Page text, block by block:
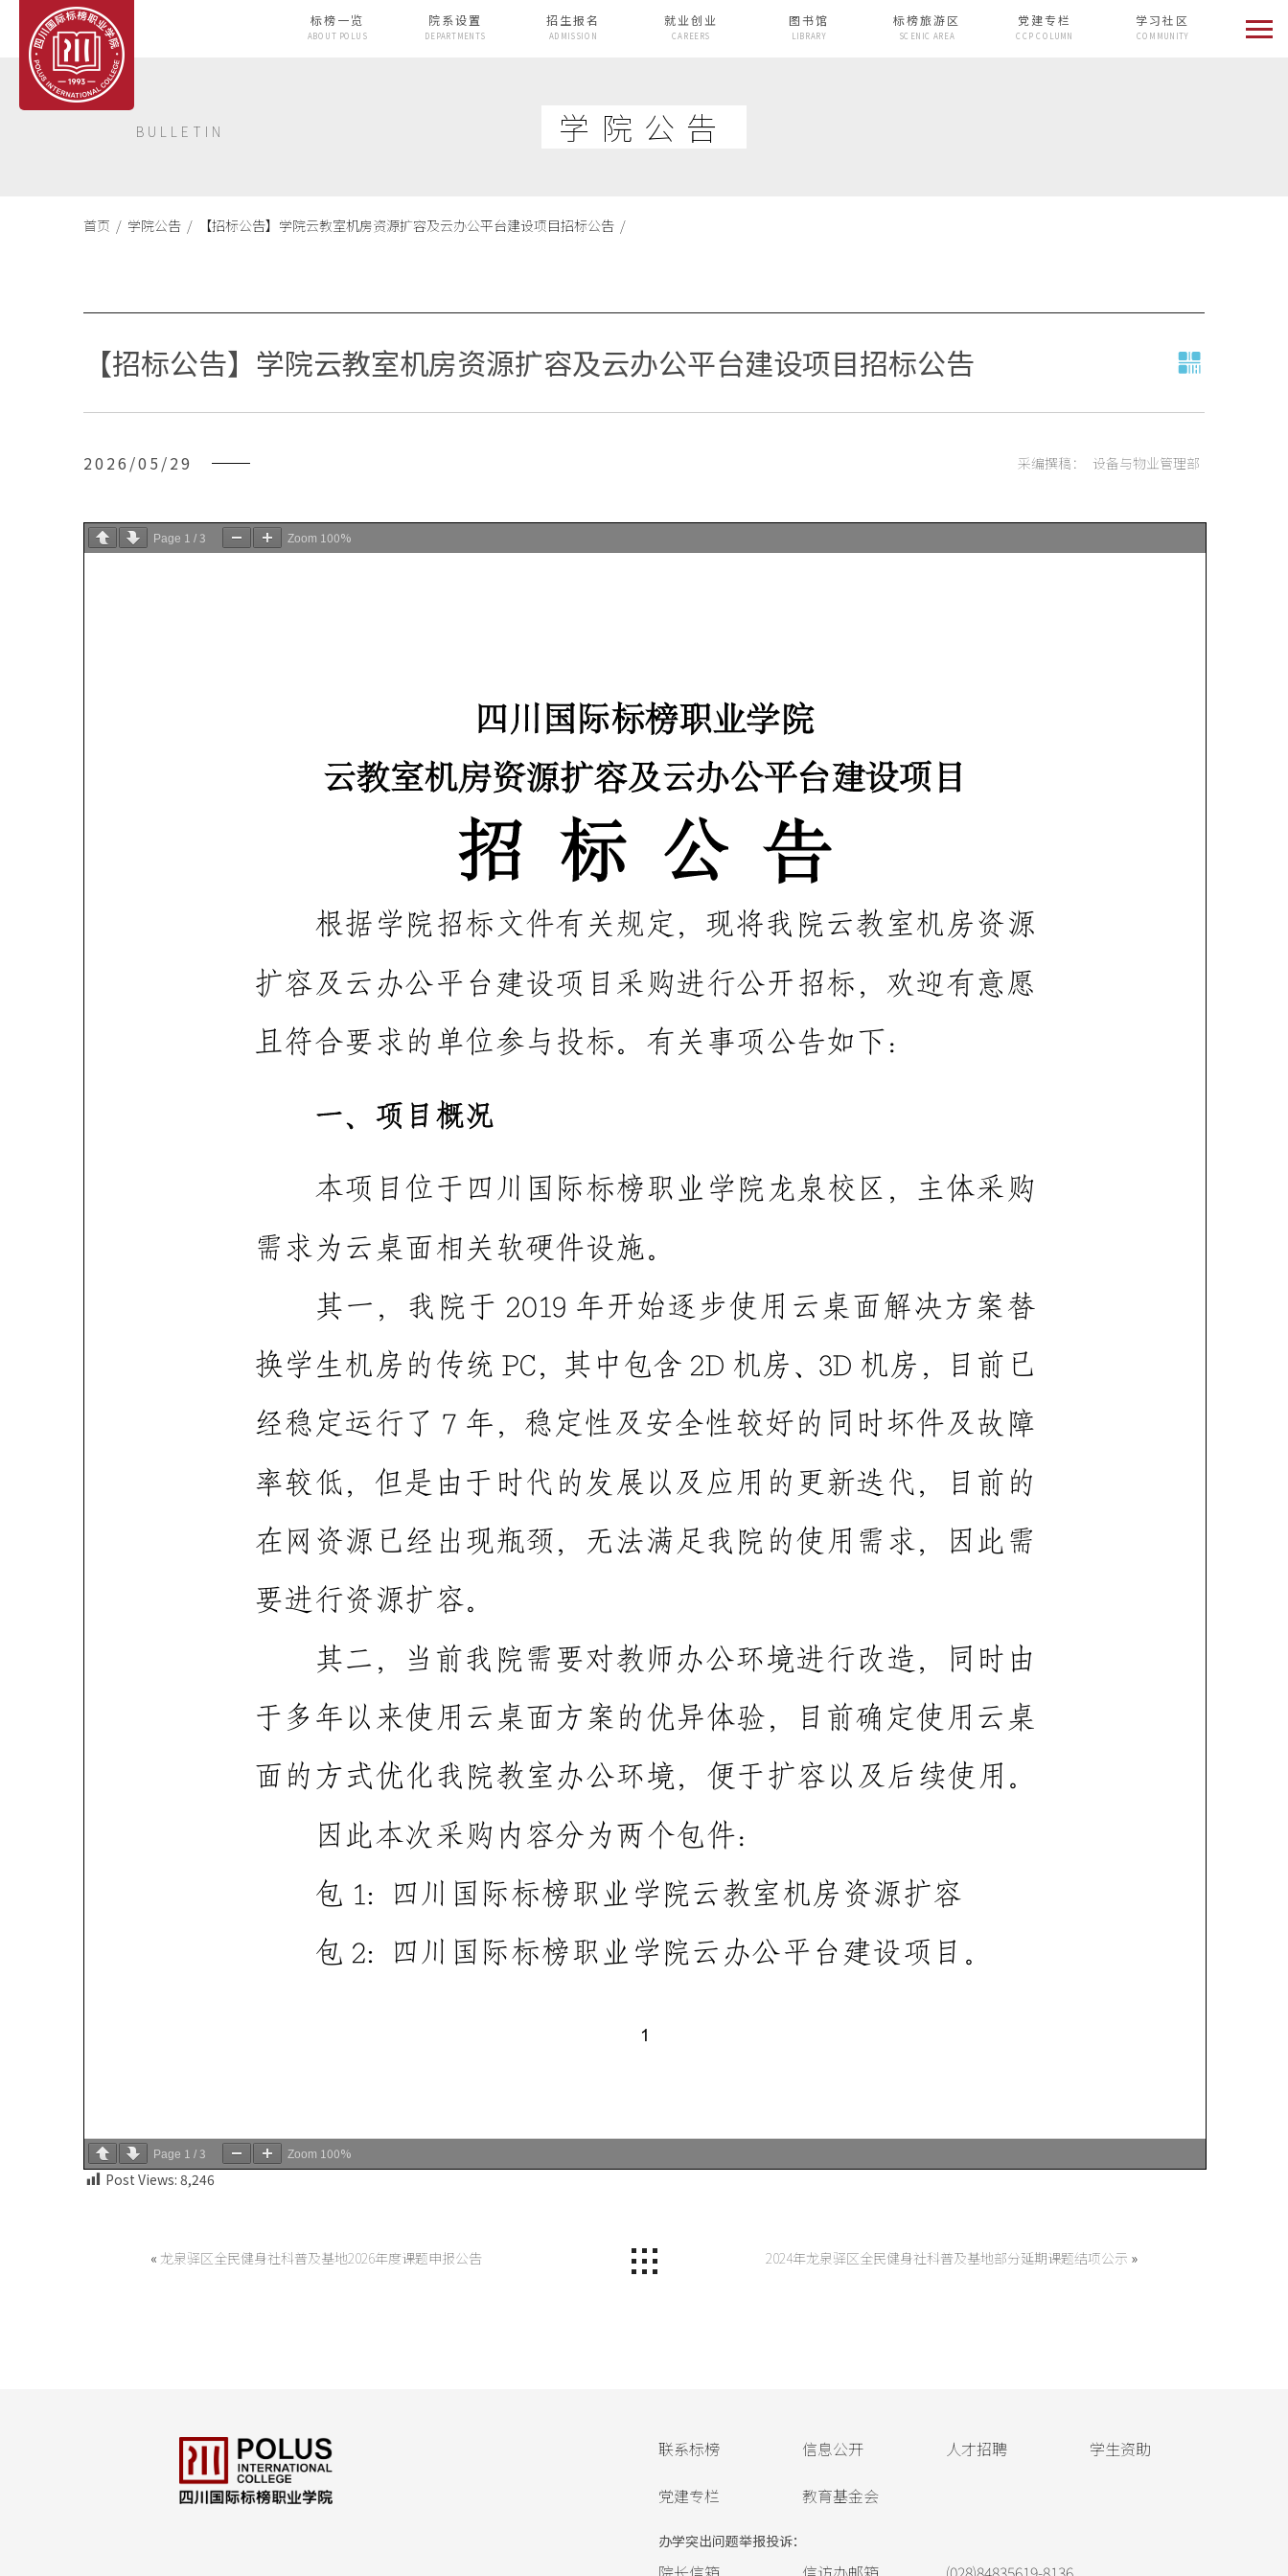
标榜一览
ABOUT POLUS
院系设置
DEPARTMENTS
招生报名
ADMISSION
就业创业
CAREERS
图书馆
LIBRARY
标榜旅游区
SCENIC AREA
党建专栏
CCP COLUMN
学习社区
COMMUNITY
BULLETIN 学院公告
首页 / 学院公告 / 【招标公告】学院云教室机房资源扩容及云办公平台建设项目招标公告 /
【招标公告】学院云教室机房资源扩容及云办公平台建设项目招标公告
2026/05/29 采编撰稿： 设备与物业管理部
Page 1 / 3 Zoom 100%
Page 1 / 3 Zoom 100%
Post Views: 8,246
« 龙泉驿区全民健身社科普及基地2026年度课题申报公告 2024年龙泉驿区全民健身社科普及基地部分延期课题结项公示 »
联系标榜 信息公开 人才招聘 学生资助
党建专栏 教育基金会
办学突出问题举报投诉：